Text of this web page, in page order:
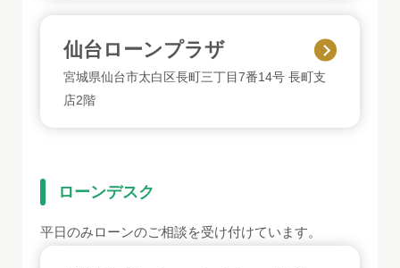
仙台ローンプラザ
宮城県仙台市太白区長町三丁目7番14号 長町支
店2階
ローンデスク
平日のみローンのご相談を受け付けています。